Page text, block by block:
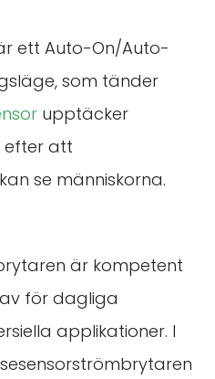
ett Auto-On/Auto-
som tänder
upptäcker
efter att
se människorna.
är kompetent
för dagliga
applikationer. I